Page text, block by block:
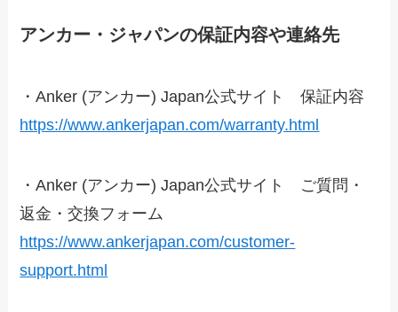
アンカー・ジャパンの保証内容や連絡先
・Anker (アンカー) Japan公式サイト 保証内容
https://www.ankerjapan.com/warranty.html
・Anker (アンカー) Japan公式サイト ご質問・
返金・交換フォーム
https://www.ankerjapan.com/customer-
support.html